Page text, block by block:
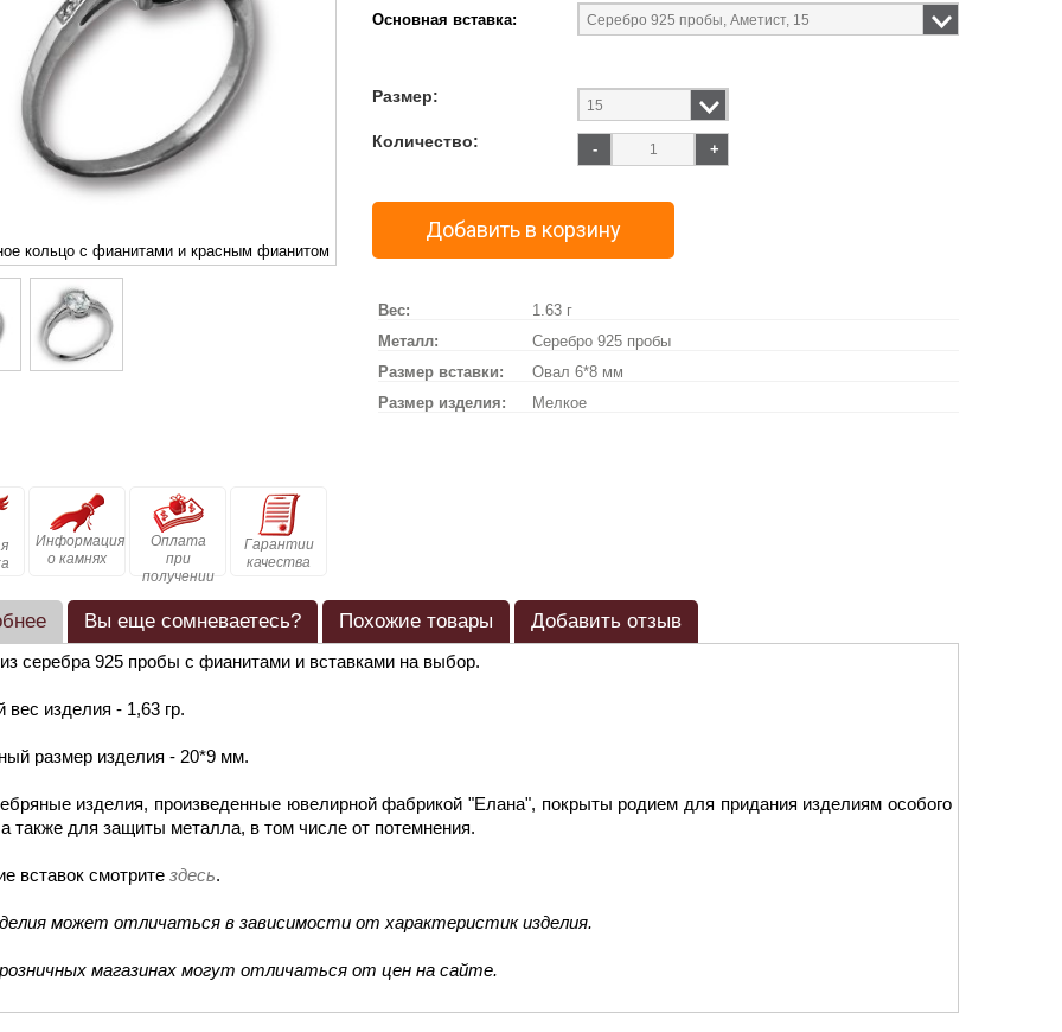
кольцо с фианитами и красным фианитом
Информация
о камнях
Оплата
при
получении
Гарантии
качества
Основная вставка:
Размер:
Количество: - +
Добавить в корзину
Вес:
1.63 г
Металл:
Серебро 925 пробы
Размер вставки:
Овал 6*8 мм
Размер изделия:
Мелкое
Вы еще сомневаетесь? Похожие товары Добавить отзыв
серебра 925 пробы с фианитами и вставками на выбор.
вес изделия - 1,63 гр.
размер изделия - 20*9 мм.
изделия, произведенные ювелирной фабрикой "Елана", покрыты родием для придания изделиям особого
также для защиты металла, в том числе от потемнения.
вставок смотрите здесь.
может отличаться в зависимости от характеристик изделия.
магазинах могут отличаться от цен на сайте.